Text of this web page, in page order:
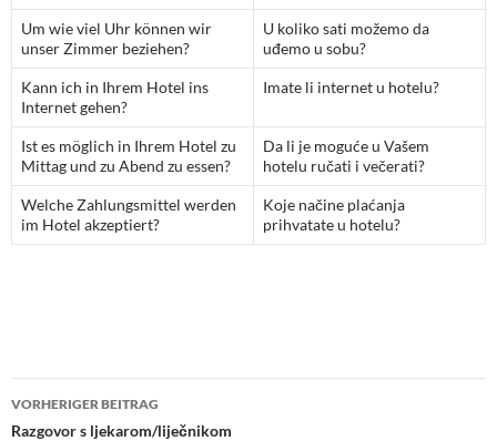
Um wie viel Uhr können wir
unser Zimmer beziehen?
U koliko sati možemo da
uđemo u sobu?
Kann ich in Ihrem Hotel ins
Internet gehen?
Imate li internet u hotelu?
Ist es möglich in Ihrem Hotel zu
Mittag und zu Abend zu essen?
Da li je moguće u Vašem
hotelu ručati i večerati?
Welche Zahlungsmittel werden
im Hotel akzeptiert?
Koje načine plaćanja
prihvatate u hotelu?
Beitragsnavigation
VORHERIGER BEITRAG
Razgovor s ljekarom/liječnikom